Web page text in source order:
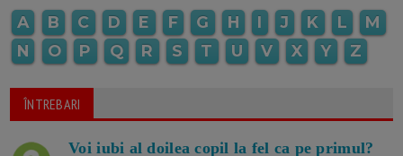
A B C D E F G H I J K L
M
N
O P Q R S T U V X Y Z
ÎNTREBARI
Voi iubi al doilea copil la fel ca pe primul?